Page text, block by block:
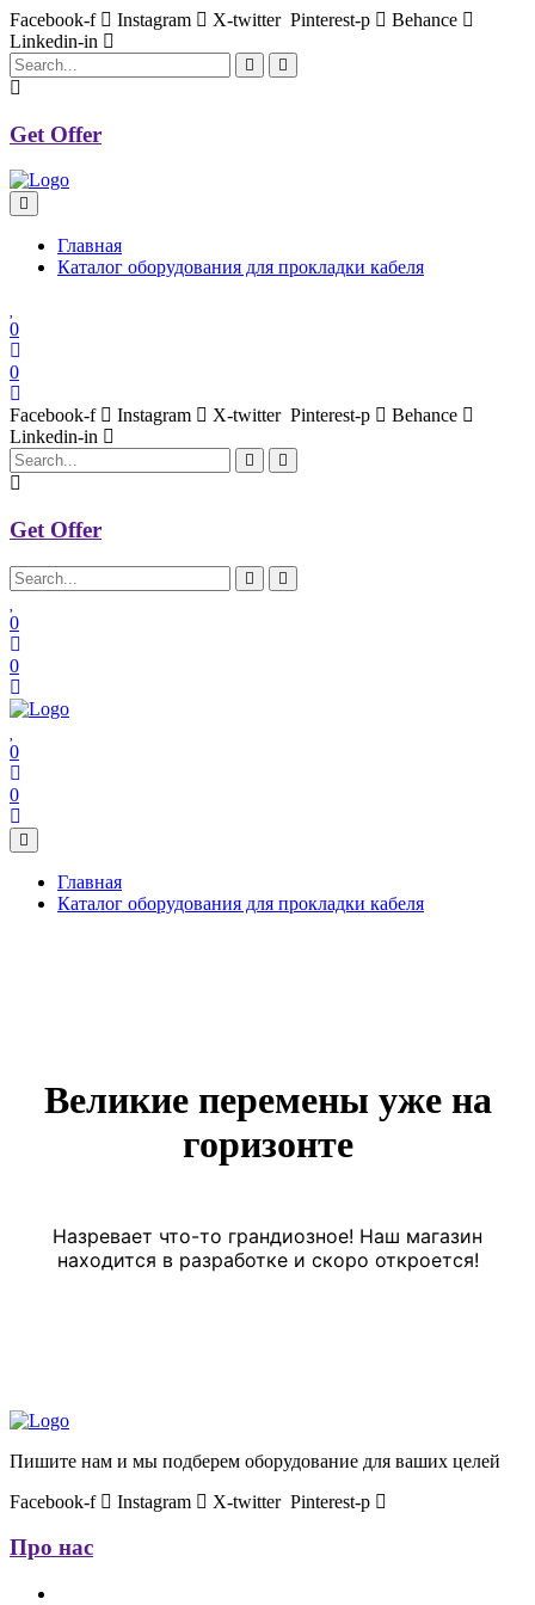
Facebook-f Instagram X-twitter Pinterest-p
Behance
Linkedin-in
Get Offer
Главная
Каталог оборудования для прокладки кабеля
0
0
Facebook-f Instagram X-twitter Pinterest-p
Behance
Linkedin-in
Get Offer
0
0
0
0
Главная
Каталог оборудования для прокладки кабеля
Великие перемены уже на
горизонте
Назревает что-то грандиозное! Наш магазин
находится в разработке и скоро откроется!
Пишите нам и мы подберем оборудование для ваших целей
Facebook-f
Instagram X-twitter Pinterest-p
Про нас